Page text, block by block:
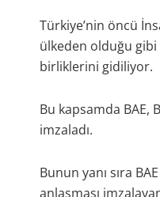
Türkiye’nin öncü
ülkeden olduğu
birliklerini gidiliyor.
Bu kapsamda BAE,
imzaladı.
Bunun yanı sıra
anlaşması